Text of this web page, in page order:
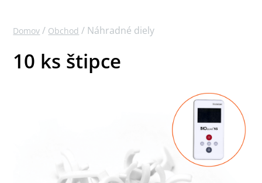
Domov / Obchod / Náhradné diely
10 ks štipce